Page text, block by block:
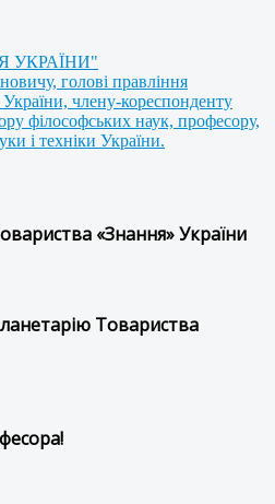
УКРАЇНИ"
голові правління
члену-кореспонденту
філософських наук, професору,
і техніки України.
«Знання» України
Товариства